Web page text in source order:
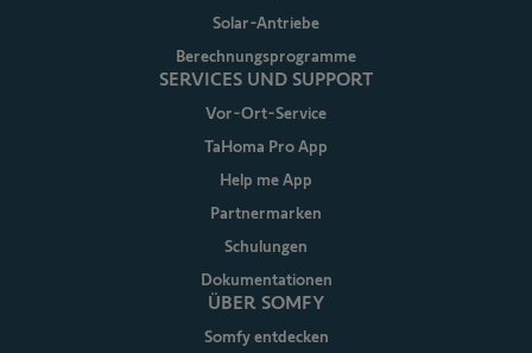
Solar-Antriebe
Berechnungsprogramme
SERVICES UND SUPPORT
Vor-Ort-Service
TaHoma Pro App
Help me App
Partnermarken
Schulungen
Dokumentationen
ÜBER SOMFY
Somfy entdecken